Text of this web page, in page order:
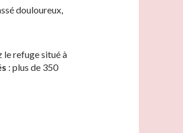
douloureux,
le refuge situé à
: plus de 350